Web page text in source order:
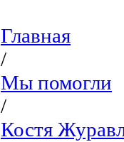
Главная
/
Мы помогли
/
Костя